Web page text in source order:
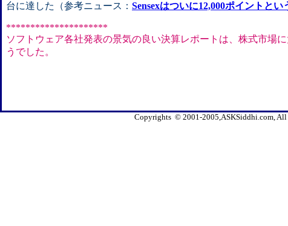
台に達した（参考ニュース： Sensexはついに12,000ポイントと
*********************
ソフトウェア各社発表の景気の良い決算レポートは、株式市場
うでした。
Copyrights © 2001-2005,ASKSiddhi.com, All